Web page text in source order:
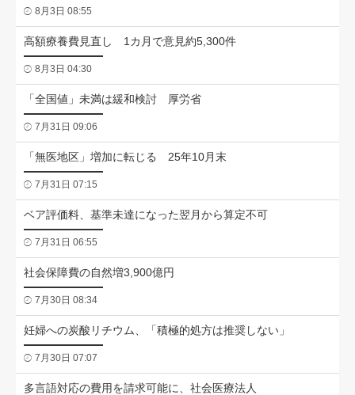
8月3日 08:55
高額療養費見直し 1カ月で意見約5,300件
8月3日 04:30
「全国値」未満は緩和検討 厚労省
7月31日 09:06
「無医地区」増加に転じる 25年10月末
7月31日 07:15
ベア評価料、基準未達になった翌月から算定不可
7月31日 06:55
社会保障費の自然増3,900億円
7月30日 08:34
妊婦への炭酸リチウム、「積極的処方は推奨しない」
7月30日 07:07
多言語対応の費用を請求可能に、社会医療法人